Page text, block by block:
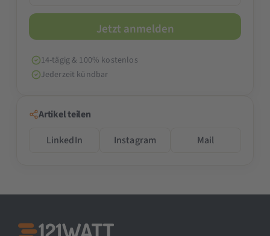
14-tägig & 100% kostenlos
Jederzeit kündbar
Artikel teilen
LinkedIn
Instagram Mail